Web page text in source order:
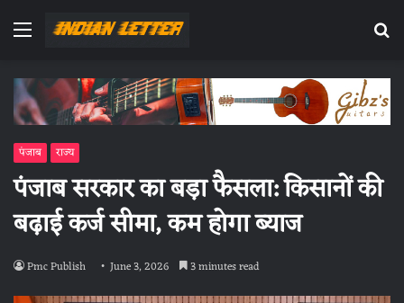
Menu
पंजाब राज्य
पंजाब सरकार का बड़ा फैसला: किसानों की
बढ़ाई कर्ज सीमा, कम होगा ब्याज
Pmc Publish June 3, 2026 3 minutes read